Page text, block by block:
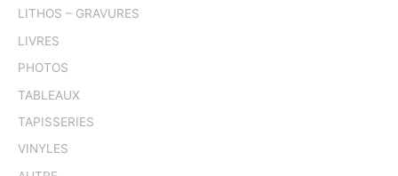
LITHOS – GRAVURES
LIVRES
PHOTOS
TABLEAUX
TAPISSERIES
VINYLES